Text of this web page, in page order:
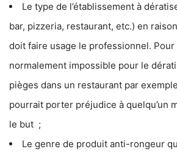
Le type de l’établissement à
bar, pizzeria, restaurant, etc.) en
doit faire usage le professionnel. Pour
normalement impossible pour le
pièges dans un restaurant par
pourrait porter préjudice à quelqu’un
le but ;
Le genre de produit anti-rongeur